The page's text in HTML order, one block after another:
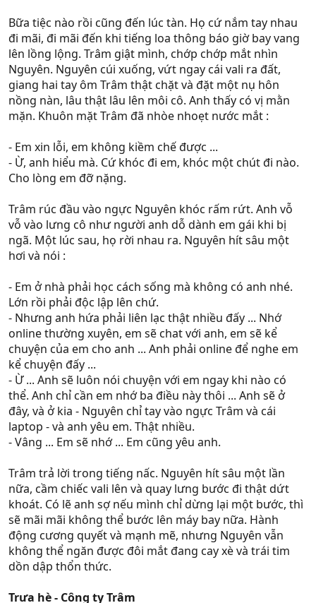
Bữa tiệc nào rồi cũng đến lúc tàn. Họ cứ nắm tay nhau
đi mãi, đi mãi đến khi tiếng loa thông báo giờ bay vang
lên lồng lộng. Trâm giật mình, chớp chớp mắt nhìn
Nguyên. Nguyên cúi xuống, vứt ngay cái vali ra đất,
giang hai tay ôm Trâm thật chặt và đặt một nụ hôn
nồng nàn, lâu thật lâu lên môi cô. Anh thấy có vị mằn
mặn. Khuôn mặt Trâm đã nhòe nhoẹt nước mắt :
- Em xin lỗi, em không kiềm chế được ...
- Ừ, anh hiểu mà. Cứ khóc đi em, khóc một chút đi nào.
Cho lòng em đỡ nặng.
Trâm rúc đầu vào ngực Nguyên khóc rấm rứt. Anh vỗ
vỗ vào lưng cô như người anh dỗ dành em gái khi bị
ngã. Một lúc sau, họ rời nhau ra. Nguyên hít sâu một
hơi và nói :
- Em ở nhà phải học cách sống mà không có anh nhé.
Lớn rồi phải độc lập lên chứ.
- Nhưng anh hứa phải liên lạc thật nhiều đấy ... Nhớ
online thường xuyên, em sẽ chat với anh, em sẽ kể
chuyện của em cho anh ... Anh phải online để nghe em
kể chuyện đấy ...
- Ừ ... Anh sẽ luôn nói chuyện với em ngay khi nào có
thể. Anh chỉ cần em nhớ ba điều này thôi ... Anh sẽ ở
đây, và ở kia - Nguyên chỉ tay vào ngực Trâm và cái
laptop - và anh yêu em. Thật nhiều.
- Vâng ... Em sẽ nhớ ... Em cũng yêu anh.
Trâm trả lời trong tiếng nấc. Nguyên hít sâu một lần
nữa, cầm chiếc vali lên và quay lưng bước đi thật dứt
khoát. Có lẽ anh sợ nếu mình chỉ dừng lại một bước, thì
sẽ mãi mãi không thể bước lên máy bay nữa. Hành
động cương quyết và mạnh mẽ, nhưng Nguyên vẫn
không thể ngăn được đôi mắt đang cay xè và trái tim
dồn dập thổn thức.
Trưa hè - Công ty Trâm